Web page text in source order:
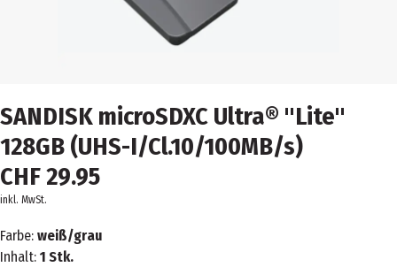
SANDISK microSDXC Ultra® "Lite"
128GB (UHS-I/Cl.10/100MB/s)
CHF 29.95
inkl. MwSt.
Farbe: weiß/grau
Inhalt: 1 Stk.